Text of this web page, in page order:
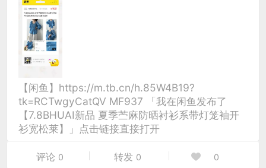
【闲鱼】https://m.tb.cn/h.85W4B19?
tk=RCTwgyCatQV MF937 「我在闲鱼发布了
【7.8BHUAI新品 夏季苎麻防晒衬衫系带灯笼袖开
衫宽松莱】」点击链接直接打开
评论 0 转发 0 0